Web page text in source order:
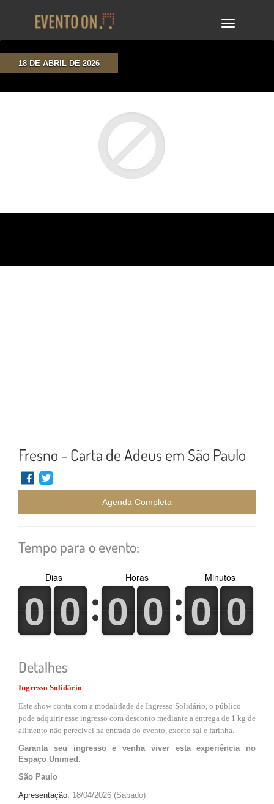
TOGGLE
18 DE ABRIL DE 2026
Fresno - Carta de Adeus em São Paulo
Agenda Completa
Tempo para o evento:
0
0
1
1 0
0
1
1
Dias
0
0
1
1 0
0
1
1
Horas
0
0
1
1 0
0
1
1
Minutos
Detalhes
Ingresso Solidário
Este show conta com a modalidade de Ingresso Solidário, o público
pode adquirir esse ingresso com desconto mediante a entrega de 1 kg de
alimento não perecível na entrada do evento, exceto sal e farinha.
Garanta seu ingresso e venha viver esta experiência no
Espaço Unimed.
São Paulo
Apresentação: 18/04/2026 (Sábado)